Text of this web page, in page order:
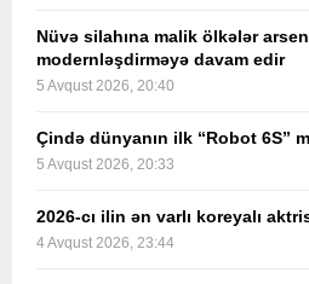
Nüvə silahına malik ölkələr
modernləşdirməyə davam edir
5 Avqust 2026, 20:40
Çində dünyanın ilk “Robot 6S”
5 Avqust 2026, 20:33
2026-cı ilin ən varlı koreyalı
4 Avqust 2026, 23:44